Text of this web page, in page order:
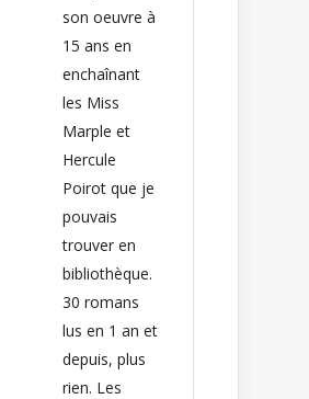
son oeuvre à
15 ans en
enchaînant
les Miss
Marple et
Hercule
Poirot que je
pouvais
trouver en
bibliothèque.
30 romans
lus en 1 an et
depuis, plus
rien. Les